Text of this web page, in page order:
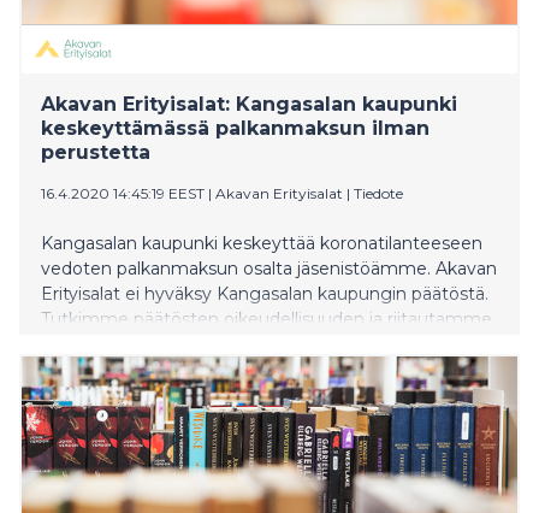
Akavan Erityisalat: Kangasalan kaupunki
keskeyttämässä palkanmaksun ilman
perustetta
16.4.2020 14:45:19 EEST | Akavan Erityisalat | Tiedote
Kangasalan kaupunki keskeyttää koronatilanteeseen
vedoten palkanmaksun osalta jäsenistöämme. Akavan
Erityisalat ei hyväksy Kangasalan kaupungin päätöstä.
Tutkimme päätösten oikeudellisuuden ja riitautamme